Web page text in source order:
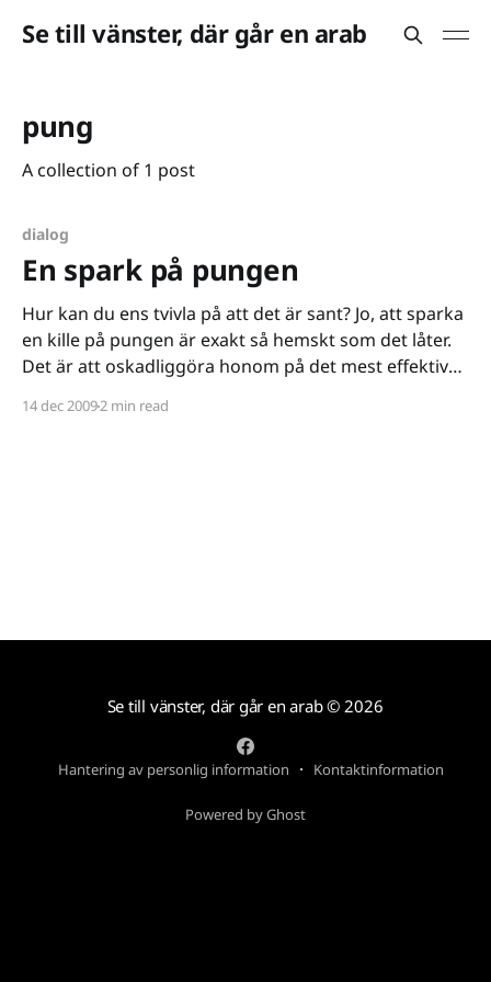
Se till vänster, där går en arab
pung
A collection of 1 post
dialog
En spark på pungen
Hur kan du ens tvivla på att det är sant? Jo, att sparka
en kille på pungen är exakt så hemskt som det låter.
Det är att oskadliggöra honom på det mest effektiva
inget att sätta emot, där är man paralyserad och
14 dec 20092 min read
Se till vänster, där går en arab© 2026
Hantering av personlig information Kontaktinformation
Powered by Ghost